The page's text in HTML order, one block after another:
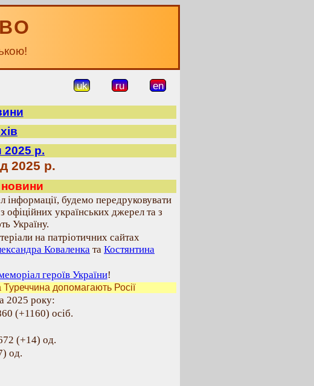
uk ru en
р.
2025 р.
новини
будемо передруковувати
українських джерел та з
Україну.
на патріотичних сайтах
Коваленка та Костянтина
героїв України!
Туреччина допомагають Росії
2025 року:
(+1160) осіб.
(+14) од.
од.